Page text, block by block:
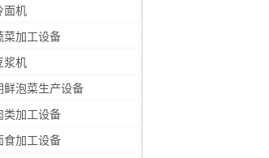
面机
菜加工设备
浆机
鲜泡菜生产设备
类加工设备
食加工设备